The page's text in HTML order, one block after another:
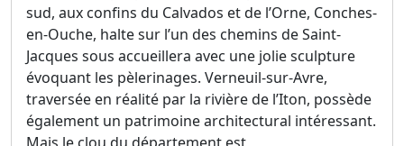
sud, aux confins du Calvados et de l’Orne, Conches-
en-Ouche, halte sur l’un des chemins de Saint-
Jacques sous accueillera avec une jolie sculpture
évoquant les pèlerinages. Verneuil-sur-Avre,
traversée en réalité par la rivière de l’Iton, possède
également un patrimoine architectural intéressant.